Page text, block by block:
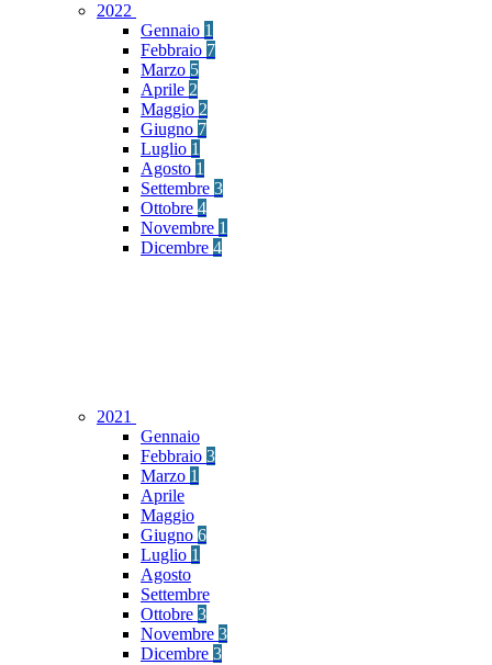
2022
Gennaio 1
Febbraio 7
Marzo 5
Aprile 2
Maggio 2
Giugno 7
Luglio 1
Agosto 1
Settembre 3
Ottobre 4
Novembre 1
Dicembre 4
2021
Gennaio
Febbraio 3
Marzo 1
Aprile
Maggio
Giugno 6
Luglio 1
Agosto
Settembre
Ottobre 3
Novembre 3
Dicembre 3